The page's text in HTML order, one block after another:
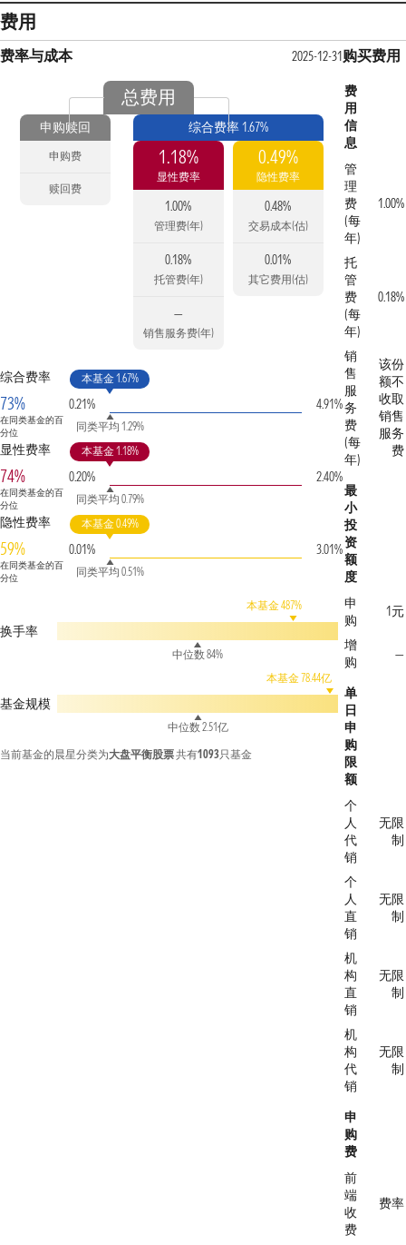
费用
费率与成本 2025-12-31
总费用
申购赎回
申购费
赎回费
综合费率 1.67%
1.18%
显性费率
1.00%
管理费(年)
0.18%
托管费(年)
—
销售服务费(年)
0.49%
隐性费率
0.48%
交易成本(估)
0.01%
其它费用(估)
综合费率
73%
在同类基金的百
分位
0.21%
本基金 1.67%
同类平均 1.29%
4.91%
显性费率
74%
在同类基金的百
分位
0.20%
本基金 1.18%
同类平均 0.79%
2.40%
隐性费率
59%
在同类基金的百
分位
0.01%
本基金 0.49%
同类平均 0.51%
3.01%
换手率
本基金 487%
中位数 84%
基金规模
本基金 78.44亿
中位数 2.51亿
当前基金的晨星分类为大盘平衡股票共有1093只基金
购买费用
费
用
信
息
管
理
费
(每
年)
1.00%
托
管
费
(每
年)
0.18%
销
售
服
务
费
(每
年)
该份
额不
收取
销售
服务
费
最
小
投
资
额
度
申
购
1元
增
购
—
单
日
申
购
限
额
个
人
代
销
无限
制
个
人
直
销
无限
制
机
构
直
销
无限
制
机
构
代
销
无限
制
申
购
费
前
端
收
费
费率